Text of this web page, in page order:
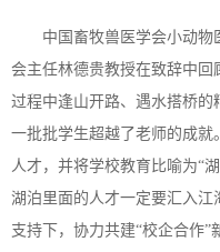
中国畜牧兽医学会小动物
会主任林德贵教授在致辞中
过程中逢山开路、遇水搭桥的
一批批学生超越了老师的成
人才，并将学校教育比喻为“
湖泊里面的人才一定要汇入
支持下，协力共建“校企合作”